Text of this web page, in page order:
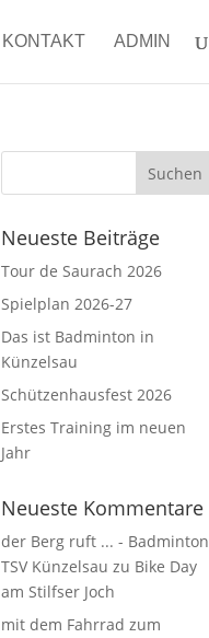
KONTAKT ADMIN
Neueste Beiträge
Tour de Saurach 2026
Spielplan 2026-27
Das ist Badminton in
Künzelsau
Schützenhausfest 2026
Erstes Training im neuen
Jahr
Neueste Kommentare
der Berg ruft ... - Badminton
TSV Künzelsau zu Bike Day
am Stilfser Joch
mit dem Fahrrad zum